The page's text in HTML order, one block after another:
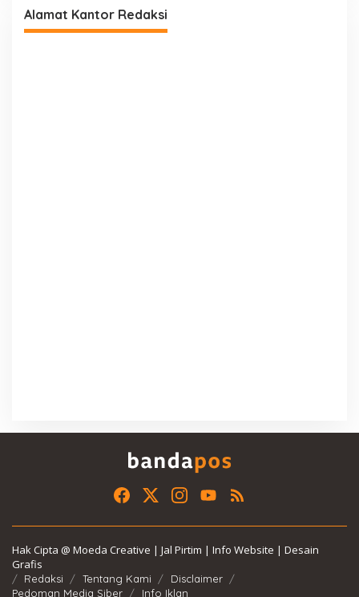
Alamat Kantor Redaksi
Hak Cipta @ Moeda Creative | Jal Pirtim | Info Website | Desain
Grafis
Redaksi Tentang Kami
Disclaimer
Pedoman Media Siber
Info Iklan